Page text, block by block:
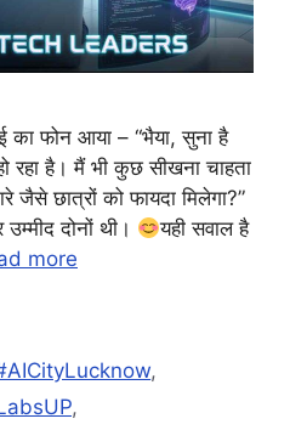
का फोन आया – “भैया, सुना है
रहा है। मैं भी कुछ सीखना चाहता
जैसे छात्रों को फायदा मिलेगा?”
दोनों थी।
यही सवाल है
more
,
,